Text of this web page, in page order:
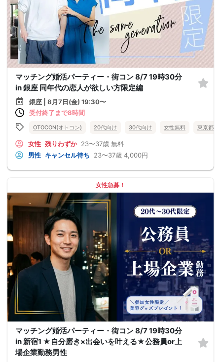
マッチング婚活パーティー・街コン 8/7 19時30分
in 銀座 同年代の恋人が欲しい方限定編
銀座 | 8月7日(金) 19:30〜
受付終了まで8時間
OTOCON(オトコン) 20代向け 30代向け 女性無料 東京都
女性 残りわずか 23〜37歳 無料
男性 キャンセル待ち 23〜37歳 4,000円
女性急募！
マッチング婚活パーティー・街コン 8/7 19時30分
in 新宿1 ★自分磨き×出会いを叶える★公務員or上
場企業勤務男性